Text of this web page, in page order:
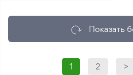
Показать
1 2 >